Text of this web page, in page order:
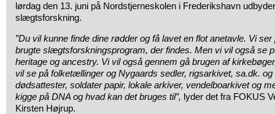
lørdag den 13. juni på Nordstjerneskolen i Frederikshavn
slægtsforskning.
”Du vil kunne finde dine rødder og få lavet en flot anetavle. Vi
brugte slægtsforskningsprogram, der findes. Men vi vil også se
heritage og ancestry. Vi vil også gennem gå brugen af
vil se på folketællinger og Nygaards sedler, rigsarkivet, sa.dk.
dødsattester, soldater papir, lokale arkiver, vendelboarkivet og
kigge på DNA og hvad kan det bruges til”, lyder det fra FOKUS
Kirsten Højrup.